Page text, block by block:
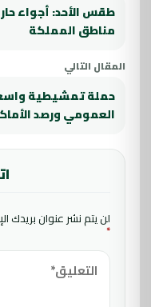
طقس الأحد: أجواء
مناطق المملكة
المقال التالي
حملة تمشيطية
العمومي ورصد
لن يتم نشر عنوان بريدك
*